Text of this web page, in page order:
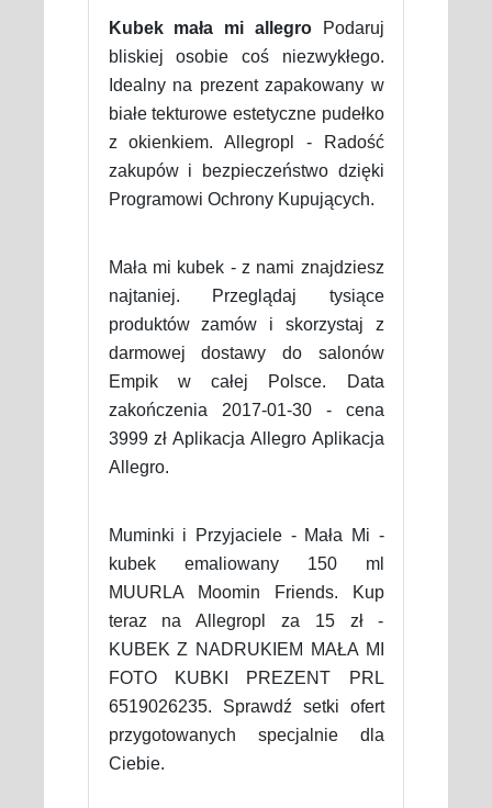
Kubek mała mi allegroPodaruj
bliskiej osobie coś niezwykłego.
Idealny na prezent zapakowany w
białe tekturowe estetyczne pudełko
z okienkiem. Allegropl - Radość
zakupów i bezpieczeństwo dzięki
Programowi Ochrony Kupujących.
Mała mi kubek - z nami znajdziesz
najtaniej. Przeglądaj tysiące
produktów zamów i skorzystaj z
darmowej dostawy do salonów
Empik w całej Polsce. Data
zakończenia 2017-01-30 - cena
3999 zł Aplikacja Allegro Aplikacja
Allegro.
Muminki i Przyjaciele - Mała Mi -
kubek emaliowany 150 ml
MUURLA Moomin Friends. Kup
teraz na Allegropl za 15 zł -
KUBEK Z NADRUKIEM MAŁA MI
FOTO KUBKI PREZENT PRL
6519026235. Sprawdź setki ofert
przygotowanych specjalnie dla
Ciebie.